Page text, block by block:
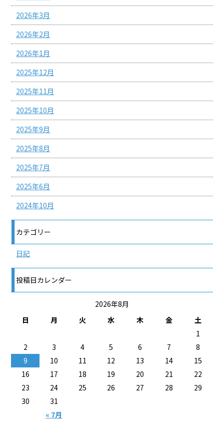
2026年3月
2026年2月
2026年1月
2025年12月
2025年11月
2025年10月
2025年9月
2025年8月
2025年7月
2025年6月
2024年10月
カテゴリー
日記
投稿日カレンダー
2026年8月
日
月 火 水 木 金 土
« 7月
1
2
3 4 5 6 7
8
9
10 11 12 13 14
15
16
17 18 19 20 21
22
23
24 25 26 27 28
29
30
31